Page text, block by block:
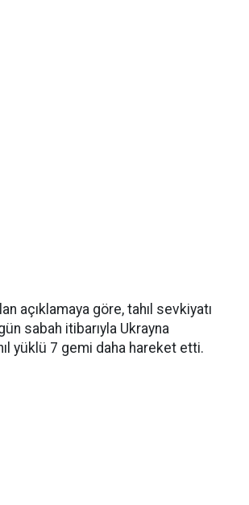
açıklamaya göre, tahıl sevkiyatı
sabah itibarıyla Ukrayna
yüklü 7 gemi daha hareket etti.